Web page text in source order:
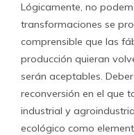
Lógicamente, no
transformaciones se
comprensible que las
producción quieran
serán aceptables.
reconversión en el que
industrial y
ecológico como